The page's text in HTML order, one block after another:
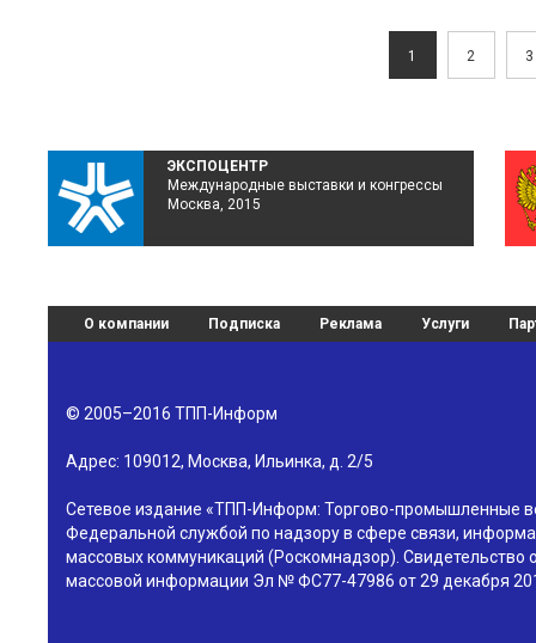
1 2 3
ЭКСПОЦЕНТР
Международные выставки и конгрессы
Москва, 2015
О компании Подписка Реклама Услуги
© 2005–2016 ТПП-Информ
Адрес: 109012, Москва, Ильинка, д. 2/5
Сетевое издание «ТПП-Информ: Торгово-промышленные
Федеральной службой по надзору в сфере связи,
массовых коммуникаций (Роскомнадзор). Свидетельство
массовой информации Эл № ФС77-47986 от 29 декабря